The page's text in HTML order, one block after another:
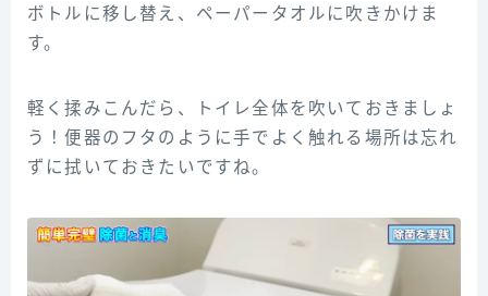
ボトルに移し替え、ペーパータオルに吹きかけま
す。
軽く揉みこんだら、トイレ全体を吹いておきましょ
う！便器のフタのように手でよく触れる場所は忘れ
ずに拭いておきたいですね。